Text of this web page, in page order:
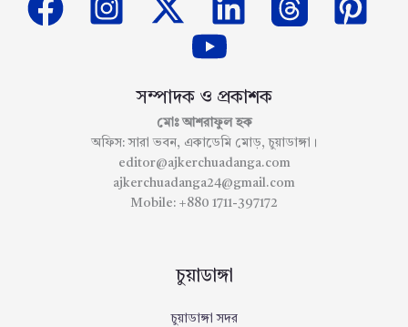
সম্পাদক ও প্রকাশক
মোঃ আশরাফুল হক
অফিস: সারা ভবন, একাডেমি মোড়, চুয়াডাঙ্গা।
editor@ajkerchuadanga.com
ajkerchuadanga24@gmail.com
Mobile: +880 1711-397172
চুয়াডাঙ্গা
চুয়াডাঙ্গা সদর